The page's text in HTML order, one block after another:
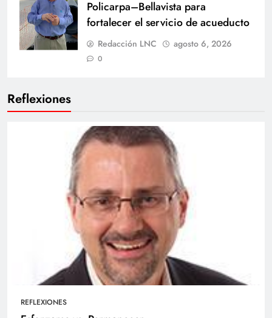
Reflexiones
REFLEXIONES
Policarpa–Bellavista para
fortalecer el servicio de acueducto
Redacción LNC agosto 6, 2026
0